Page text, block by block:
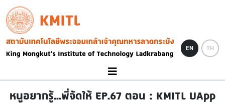
Skip to main content
KMITL
Image
EN TH
หนูอยากรู้...พี่จัดให้ EP.67 ตอน : KMITL UApp